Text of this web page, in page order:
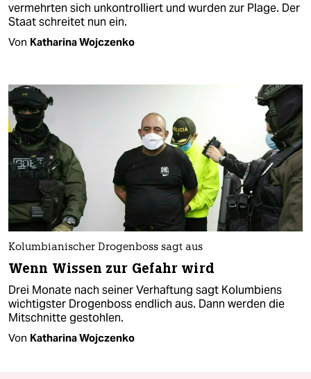
vermehrten sich unkontrolliert und wurden zur Plage. Der
Staat schreitet nun ein.
Von Katharina Wojczenko
Kolumbianischer Drogenboss sagt aus
Wenn Wissen zur Gefahr wird
Drei Monate nach seiner Verhaftung sagt Kolumbiens
wichtigster Drogenboss endlich aus. Dann werden die
Mitschnitte gestohlen.
Von Katharina Wojczenko